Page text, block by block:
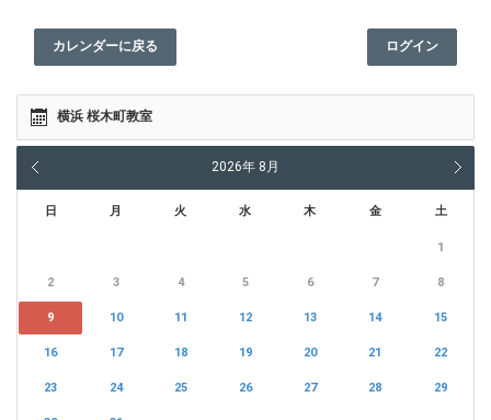
カレンダーに戻る ログイン
横浜 桜木町教室
2026年 8月
日 月 火 水 木 金 土
1
2 3 4 5 6 7 8
9 10 11 12 13 14 15
16 17 18 19 20 21 22
23 24 25 26 27 28 29